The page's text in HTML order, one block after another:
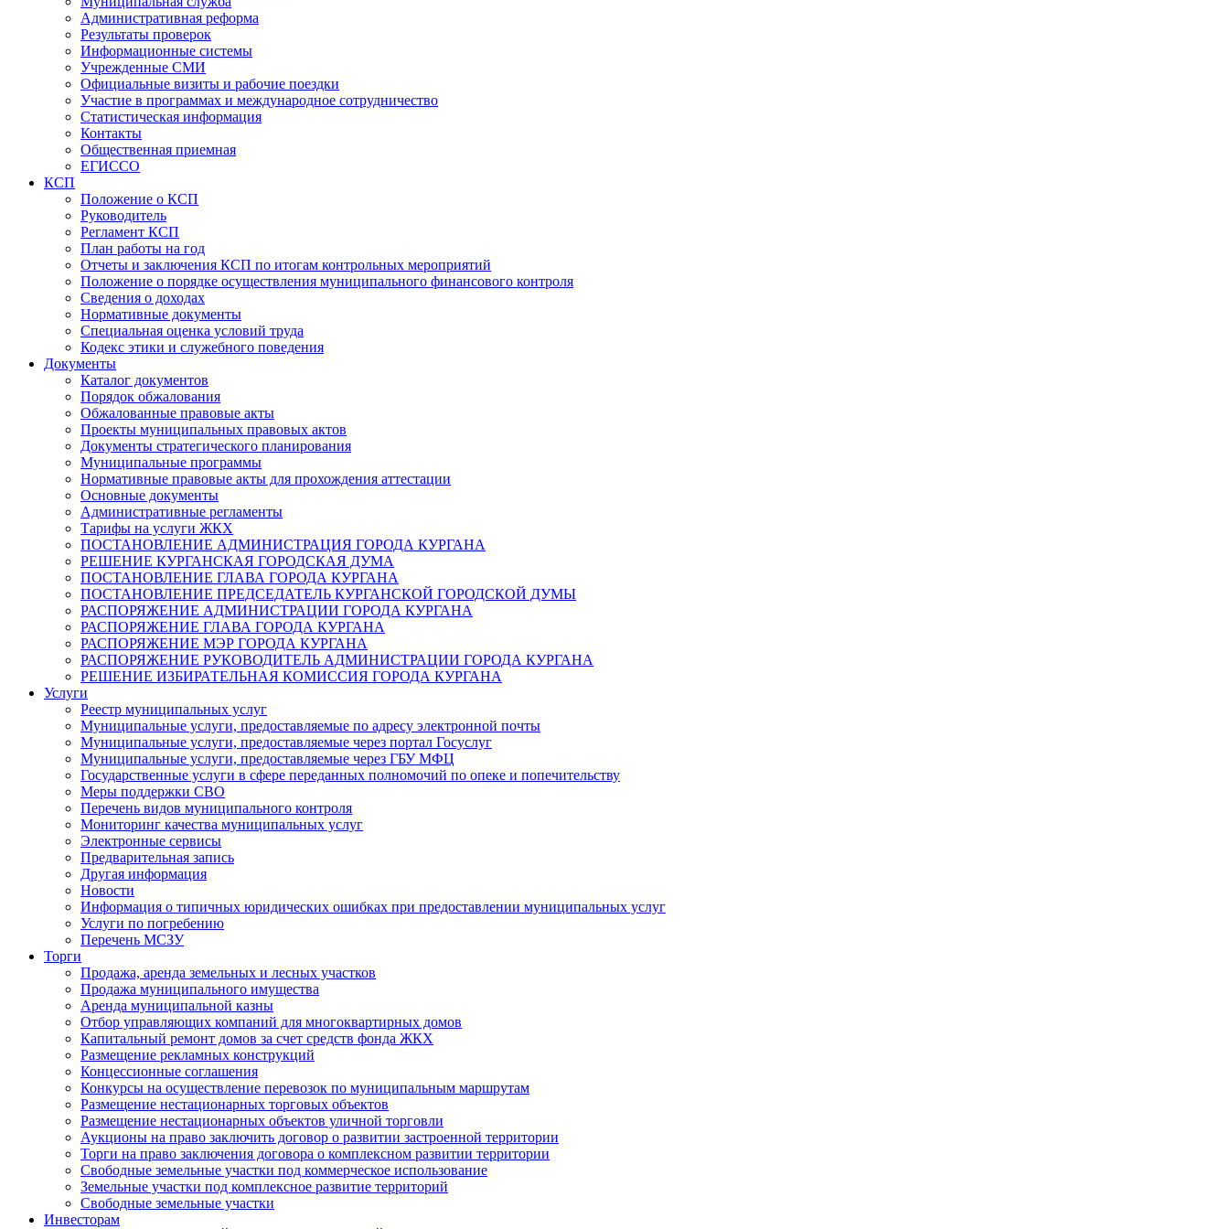
Административная реформа
Результаты проверок
Информационные системы
Учрежденные СМИ
Официальные визиты и рабочие поездки
Участие в программах и международное сотрудничество
Статистическая информация
Контакты
Общественная приемная
ЕГИССО
КСП
Положение о КСП
Руководитель
Регламент КСП
План работы на год
Отчеты и заключения КСП по итогам контрольных мероприятий
Положение о порядке осуществления муниципального финансового контроля
Сведения о доходах
Нормативные документы
Специальная оценка условий труда
Кодекс этики и служебного поведения
Документы
Каталог документов
Порядок обжалования
Обжалованные правовые акты
Проекты муниципальных правовых актов
Документы стратегического планирования
Муниципальные программы
Нормативные правовые акты для прохождения аттестации
Основные документы
Административные регламенты
Тарифы на услуги ЖКХ
ПОСТАНОВЛЕНИЕ АДМИНИСТРАЦИЯ ГОРОДА КУРГАНА
РЕШЕНИЕ КУРГАНСКАЯ ГОРОДСКАЯ ДУМА
ПОСТАНОВЛЕНИЕ ГЛАВА ГОРОДА КУРГАНА
ПОСТАНОВЛЕНИЕ ПРЕДСЕДАТЕЛЬ КУРГАНСКОЙ ГОРОДСКОЙ ДУМЫ
РАСПОРЯЖЕНИЕ АДМИНИСТРАЦИИ ГОРОДА КУРГАНА
РАСПОРЯЖЕНИЕ ГЛАВА ГОРОДА КУРГАНА
РАСПОРЯЖЕНИЕ МЭР ГОРОДА КУРГАНА
РАСПОРЯЖЕНИЕ РУКОВОДИТЕЛЬ АДМИНИСТРАЦИИ ГОРОДА КУРГАНА
РЕШЕНИЕ ИЗБИРАТЕЛЬНАЯ КОМИССИЯ ГОРОДА КУРГАНА
Услуги
Реестр муниципальных услуг
Муниципальные услуги, предоставляемые по адресу электронной почты
Муниципальные услуги, предоставляемые через портал Госуслуг
Муниципальные услуги, предоставляемые через ГБУ МФЦ
Государственные услуги в сфере переданных полномочий по опеке и попечительству
Меры поддержки СВО
Перечень видов муниципального контроля
Мониторинг качества муниципальных услуг
Электронные сервисы
Предварительная запись
Другая информация
Новости
Информация о типичных юридических ошибках при предоставлении муниципальных услуг
Услуги по погребению
Перечень МСЗУ
Торги
Продажа, аренда земельных и лесных участков
Продажа муниципального имущества
Аренда муниципальной казны
Отбор управляющих компаний для многоквартирных домов
Капитальный ремонт домов за счет средств фонда ЖКХ
Размещение рекламных конструкций
Концессионные соглашения
Конкурсы на осуществление перевозок по муниципальным маршрутам
Размещение нестационарных торговых объектов
Размещение нестационарных объектов уличной торговли
Аукционы на право заключить договор о развитии застроенной территории
Торги на право заключения договора о комплексном развитии территории
Свободные земельные участки под коммерческое использование
Земельные участки под комплексное развитие территорий
Свободные земельные участки
Инвесторам